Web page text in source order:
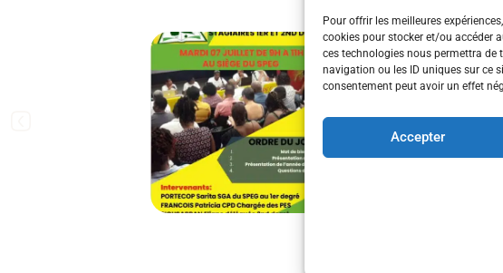
Pour offrir les meilleures
cookies pour stocker et/ou accéder
ces technologies nous permettra de
navigation ou les ID uniques sur ce
consentement peut avoir un effet
Accepter
ÉVÉNEMENT
RÉUNION
1ER ET 2ND